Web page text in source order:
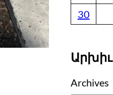
30
Արխիւ
Archives